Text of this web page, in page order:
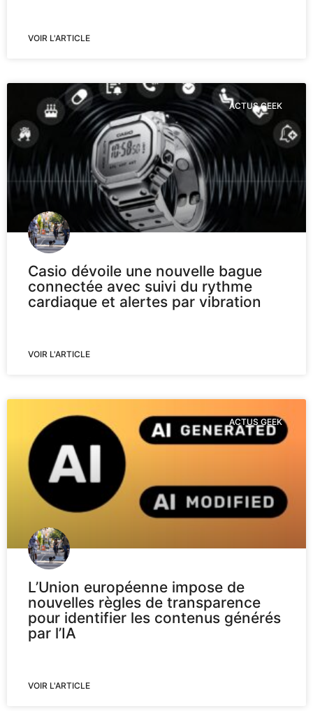
VOIR L'ARTICLE
ACTUS GEEK
Casio dévoile une nouvelle bague
connectée avec suivi du rythme
cardiaque et alertes par vibration
VOIR L'ARTICLE
ACTUS GEEK
L’Union européenne impose de
nouvelles règles de transparence
pour identifier les contenus générés
par l’IA
VOIR L'ARTICLE